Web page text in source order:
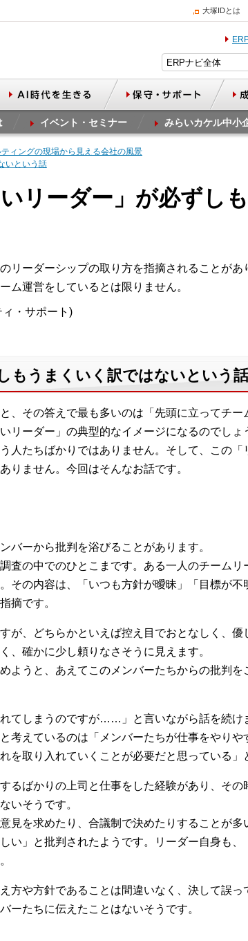
大塚IDとは
イベント・セミナー みらいカケル中小
ィングの現場から見える会社の風景
いという話
リーダー」が必ずし
リーダーシップの取り方を指摘されることがあ
ム運営をしているとは限りません。
・サポート)
もうまくいく訳ではないという話
、その答えで最も多いのは「先頭に立ってチ
リーダー」の典型的なイメージになるのでしょ
人たちばかりではありません。そして、この
りません。今回はそんなお話です。
バーから批判を浴びることがあります。
査の中でのひとこまです。ある一人のチーム
その内容は、「いつも方針が曖昧」「目標が不
摘です。
が、どちらかといえば控え目でおとなしく、
、確かに少し頼りなさそうに見えます。
ようと、あえてこのメンバーたちからの批判を
てしまうのですが……」と言いながら話を続け
考えているのは「メンバーたちが仕事をやりや
を取り入れていくことが必要だと思っている」
るばかりの上司と仕事をした経験があり、そ
いそうです。
見を求めたり、合議制で決めたりすることが
い」と批判されたようです。リーダー自身も
方や方針であることは間違いなく、決して誤っ
ーたちに伝えたことはないそうです。